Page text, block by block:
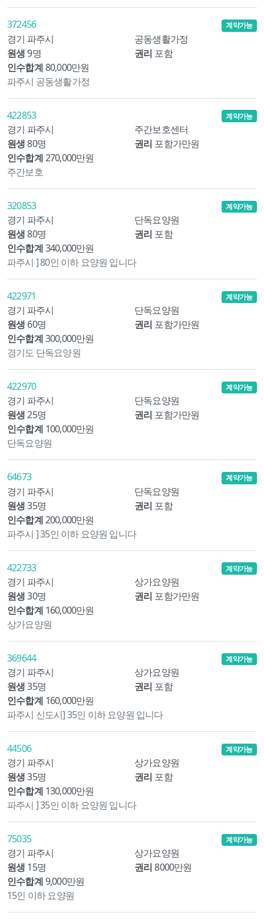
372456
경기 파주시
공동생활가정
원생 9명 권리 포함
인수합계80,000만원
계약가능
파주시 공동생활가정
422853
경기 파주시
주간보호센터
원생 80명 권리 포함가만원
인수합계270,000만원
계약가능
주간보호
320853
경기 파주시
단독요양원
원생 80명 권리 포함
인수합계340,000만원
계약가능
파주시 ] 80인 이하 요양원 입니다
422971
경기 파주시
단독요양원
원생 60명 권리 포함가만원
인수합계300,000만원
계약가능
경기도 단독요양원
422970
경기 파주시
단독요양원
원생 25명 권리 포함가만원
인수합계 100,000만원
계약가능
단독요양원
64673
경기 파주시
단독요양원
원생 35명 권리 포함
인수합계200,000만원
계약가능
파주시 ] 35인 이하 요양원 입니다
422733
경기 파주시
상가요양원
원생 30명 권리 포함가만원
인수합계 160,000만원
계약가능
상가요양원
369644
경기 파주시
상가요양원
원생 35명 권리 포함
인수합계 160,000만원
계약가능
파주시 신도시] 35인 이하 요양원 입니다
44506
경기 파주시
상가요양원
원생 35명 권리 포함
인수합계 130,000만원
계약가능
파주시 ] 35인 이하 요양원 입니다
75035
경기 파주시
상가요양원
원생 15명 권리 8000만원
인수합계9,000만원
계약가능
15인 이하 요양원